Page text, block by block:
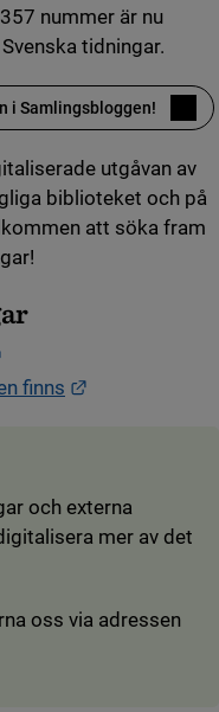
nummer är nu
tidningar.
i Samlingsbloggen!
utgåvan av
biblioteket och på
att söka fram
finns
och externa
mer av det
oss via adressen